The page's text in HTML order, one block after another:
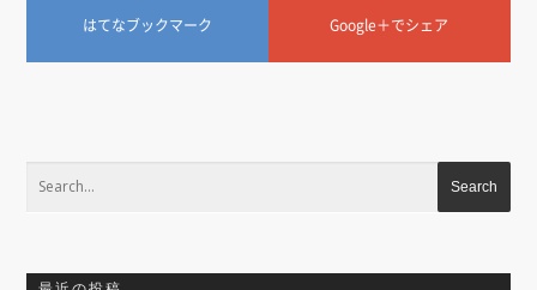
はてなブックマーク Google＋でシェア